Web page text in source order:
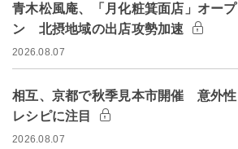
青木松風庵、「月化粧箕面店」オープ
ン 北摂地域の出店攻勢加速
2026.08.07
相互、京都で秋季見本市開催 意外性
レシピに注目
2026.08.07